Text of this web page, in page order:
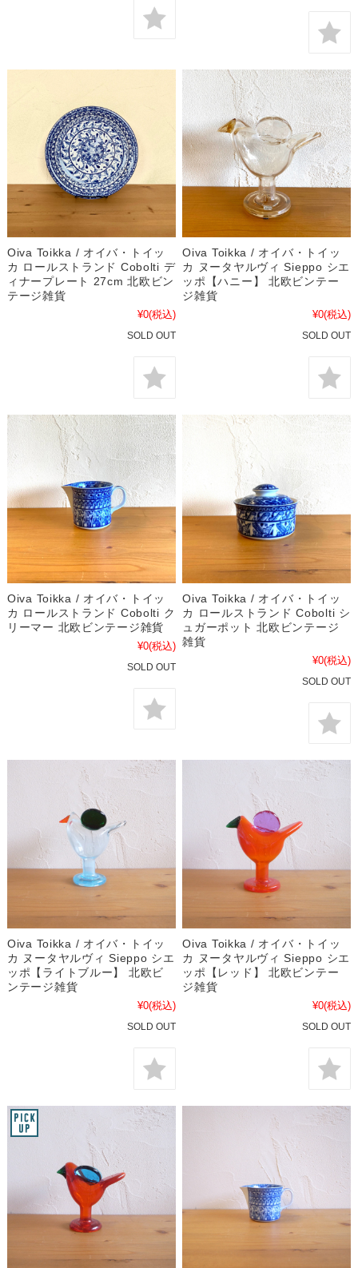
Oiva Toikka / オイバ・トイッ
カ ロールストランド Cobolti デ
ィナープレート 27cm 北欧ビン
テージ雑貨
¥0(税込)
SOLD OUT
Oiva Toikka / オイバ・トイッ
カ ヌータヤルヴィ Sieppo シエ
ッポ【ハニー】 北欧ビンテー
ジ雑貨
¥0(税込)
SOLD OUT
Oiva Toikka / オイバ・トイッ
カ ロールストランド Cobolti ク
リーマー 北欧ビンテージ雑貨
¥0(税込)
SOLD OUT
Oiva Toikka / オイバ・トイッ
カ ロールストランド Cobolti シ
ュガーポット 北欧ビンテージ
雑貨
¥0(税込)
SOLD OUT
Oiva Toikka / オイバ・トイッ
カ ヌータヤルヴィ Sieppo シエ
ッポ【ライトブルー】 北欧ビ
ンテージ雑貨
¥0(税込)
SOLD OUT
Oiva Toikka / オイバ・トイッ
カ ヌータヤルヴィ Sieppo シエ
ッポ【レッド】 北欧ビンテー
ジ雑貨
¥0(税込)
SOLD OUT